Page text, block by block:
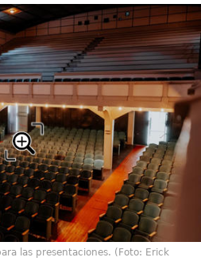
las presentaciones. (Foto: Erick